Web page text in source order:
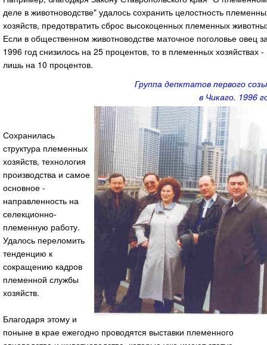
деле в животноводстве" удалось сохранить целостность
хозяйств, предотвратить сброс высокоценных племенных
Если в общественном животноводстве маточное поголовье овец
1996 год снизилось на 25 процентов, то в племенных хозяйствах -
лишь на 10 процентов.
Группа депктатов первого
в Чикаго. 1996
Сохранилась
структура племенных
хозяйств, технология
производства и самое
основное -
направленность на
селекционно-
племенную работу.
Удалось переломить
тенденцию к
сокращению кадров
племенной службы
хозяйств.
Благодаря этому и
поныне в крае ежегодно проводятся выставки племенного